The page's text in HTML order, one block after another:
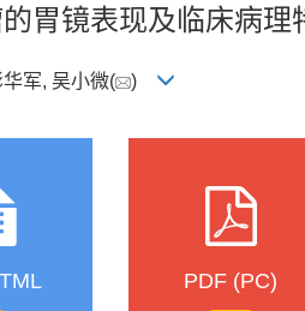
胃镜表现及临床病理
华军, 吴小微( )
PDF (PC)